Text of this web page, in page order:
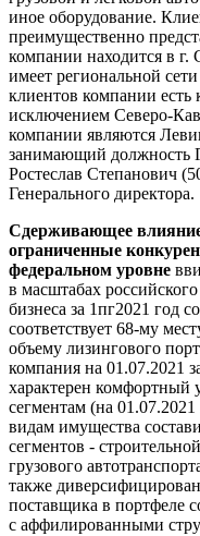
иное оборудование.
преимущественно
компании находится в г.
имеет региональной
клиентов компании
исключением Северо-
компании являются
занимающий должность
Ростеслав Степанович
Генерального директора.
Сдерживающее
ограниченные
федеральном уровне
в масштабах
бизнеса за 1пг2021 год
соответствует 68-му
объему лизингового
компания на 01.07.2021
характерен комфортный
сегментам (на
видам имущества
сегментов -
грузового
также
поставщика в портфеле
с аффилированными